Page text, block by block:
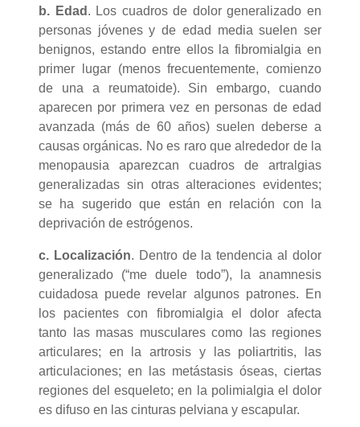
b. Edad . Los cuadros de dolor generalizado en
personas jóvenes y de edad media suelen ser
benignos, estando entre ellos la fibromialgia en
primer lugar (menos frecuentemente, comienzo
de una a reumatoide). Sin embargo, cuando
aparecen por primera vez en personas de edad
avanzada (más de 60 años) suelen deberse a
causas orgánicas. No es raro que alrededor de la
menopausia aparezcan cuadros de artralgias
generalizadas sin otras alteraciones evidentes;
se ha sugerido que están en relación con la
deprivación de estrógenos.
c. Localización. Dentro de la tendencia al dolor
generalizado (“me duele todo”), la anamnesis
cuidadosa puede revelar algunos patrones. En
los pacientes con fibromialgia el dolor afecta
tanto las masas musculares como las regiones
articulares; en la artrosis y las poliartritis, las
articulaciones; en las metástasis óseas, ciertas
regiones del esqueleto; en la polimialgia el dolor
es difuso en las cinturas pelviana y escapular.